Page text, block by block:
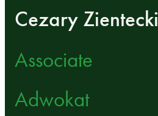
Cezary Zientecki
Associate
Adwokat